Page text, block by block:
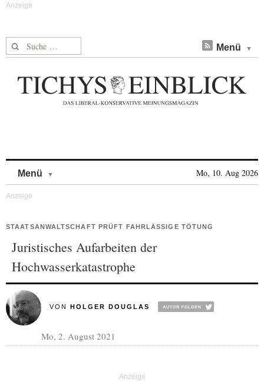
Suche nach: Menü
Menü Mo, 10. Aug 2026
STAATSANWALTSCHAFT PRÜFT FAHRLÄSSIGE TÖTUNG
Juristisches Aufarbeiten der
Hochwasserkatastrophe
VON HOLGER DOUGLAS
Mo, 2. August 2021